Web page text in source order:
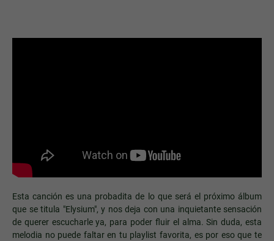
Esta canción es una probadita de lo que será el próximo álbum
que se titula "Elysium", y nos deja con una inquietante sensación
de querer escucharle ya, para poder fluir el alma. Sin duda, esta
melodia no puede faltar en tu playlist favorita, es por eso que te